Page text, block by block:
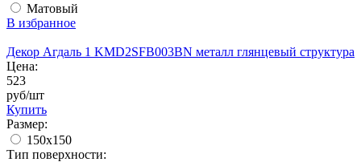
Матовый
В избранное
Декор Агдаль 1 KMD2SFB003BN металл глянцевый структура
Цена:
523
руб/шт
Купить
Размер:
150x150
Тип поверхности: